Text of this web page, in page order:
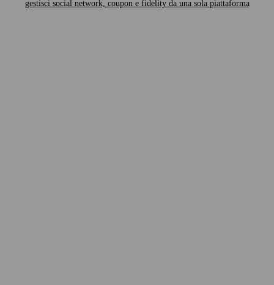
gestisci social network, coupon e fidelity da una sola piattaforma